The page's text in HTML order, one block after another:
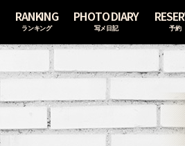
RANKING
ランキング
PHOTO DIARY
写メ日記 予約